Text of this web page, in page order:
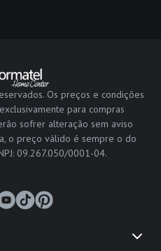
Os preços e condições
para compras
sofrer alteração sem aviso
o preço válido é sempre o do
09.267.050/0001-04.